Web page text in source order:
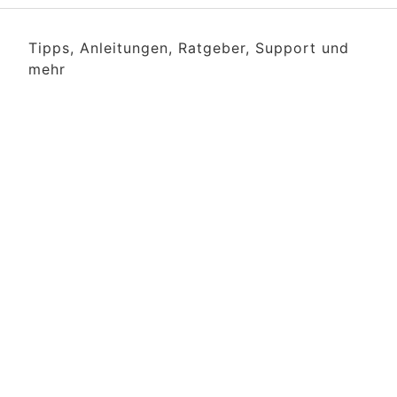
Tipps, Anleitungen, Ratgeber, Support und
mehr